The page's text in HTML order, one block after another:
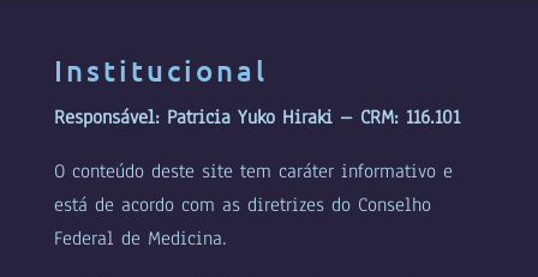
Institucional
Responsável: Patricia Yuko Hiraki – CRM: 116.101
O conteúdo deste site tem caráter informativo e
está de acordo com as diretrizes do Conselho
Federal de Medicina.